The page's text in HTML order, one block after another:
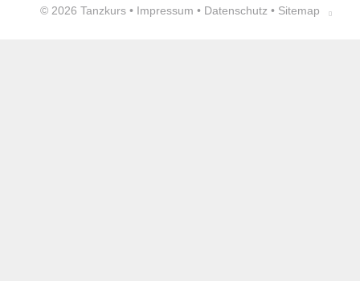
© 2026 Tanzkurs • Impressum • Datenschutz • Sitemap